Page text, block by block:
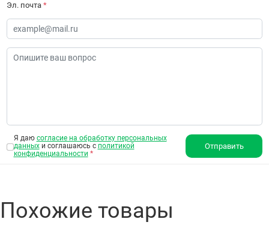
Эл. почта *
Я даю согласие на обработку персональных
данныхи соглашаюсь с политикой
конфиденциальности *
Отправить
Похожие товары